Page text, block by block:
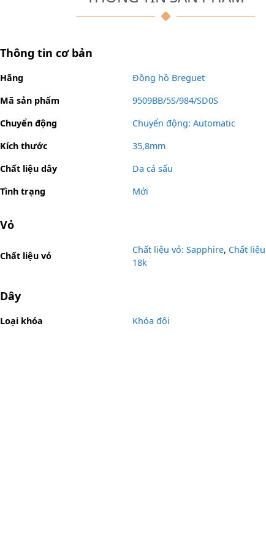
Thông tin cơ bản
Hãng
Đồng hồ Breguet
Mã sản phẩm
9509BB/5S/984/SD0S
Chuyển động
Chuyển động: Automatic
Kích thước
35,8mm
Chất liệu dây
Da cá sấu
Tình trạng
Mới
Vỏ
Chất liệu vỏ
Chất liệu vỏ: Sapphire, Chất
18k
Dây
Loại khóa Khóa đôi